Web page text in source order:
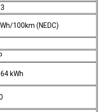
100km (NEDC)
kWh